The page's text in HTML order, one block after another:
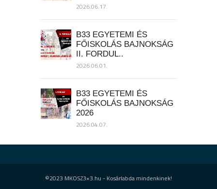
2026.06.17.
B33 EGYETEMI ÉS
FŐISKOLÁS BAJNOKSÁG
II. FORDUL..
2026.06.01.
B33 EGYETEMI ÉS
FŐISKOLÁS BAJNOKSÁG
2026
2026.04.07.
©2023 MKOSZ3×3.hu - Kosárlabda mindenkinek!